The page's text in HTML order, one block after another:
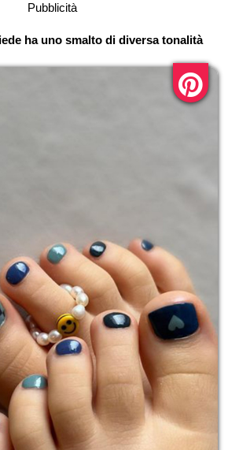
Pubblicità
ha uno smalto di diversa tonalità